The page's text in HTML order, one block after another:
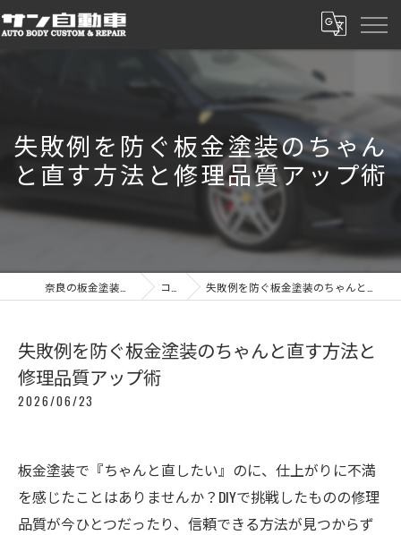
失敗例を防ぐ板金塗装のちゃん
と直す方法と修理品質アップ術
コラム 失敗例を防ぐ板金塗装のちゃんと直す方法と修理品質アップ術
失敗例を防ぐ板金塗装のちゃんと直す方法と
修理品質アップ術
2026/06/23
板金塗装で『ちゃんと直したい』のに、仕上がりに不満
を感じたことはありませんか？DIYで挑戦したものの修理
品質が今ひとつだったり、信頼できる方法が見つからず